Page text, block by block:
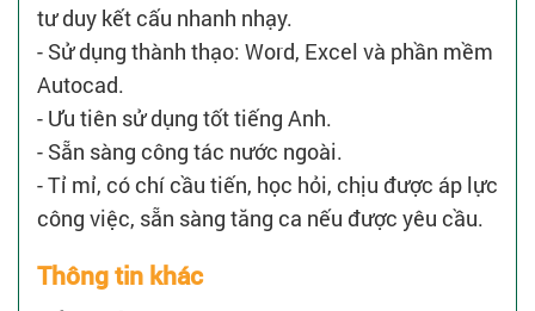
tư duy kết cấu nhanh nhạy.
- Sử dụng thành thạo: Word, Excel và phần mềm
Autocad.
- Ưu tiên sử dụng tốt tiếng Anh.
- Sẵn sàng công tác nước ngoài.
- Tỉ mỉ, có chí cầu tiến, học hỏi, chịu được áp lực
công việc, sẵn sàng tăng ca nếu được yêu cầu.
Thông tin khác